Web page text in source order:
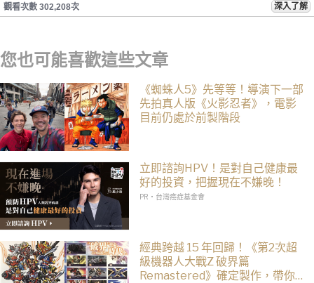
觀看次數 302,208次 深入了解
您也可能喜歡這些文章
《蜘蛛人5》先等等！導演下一部
先拍真人版《火影忍者》，電影
目前仍處於前製階段
立即諮詢HPV！是對自己健康最
好的投資，把握現在不嫌晚！
PR・台灣癌症基金會
經典跨越 15 年回歸！《第2次超
級機器人大戰Z 破界篇
Remastered》確定製作，帶你